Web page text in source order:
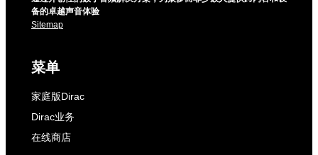
备的卓越声音体验
Sitemap
菜单
家庭版Dirac
Dirac业务
在线商店